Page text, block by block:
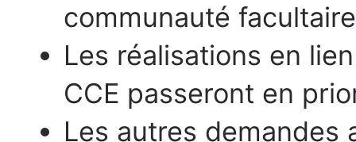
communauté
Les réalisations en
CCE passeront en
Les autres demandes